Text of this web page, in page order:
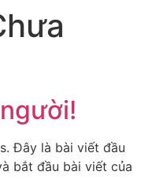
Đây là bài viết đầu
bắt đầu bài viết của